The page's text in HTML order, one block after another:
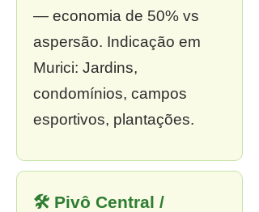
— economia de 50% vs
aspersão. Indicação em
Murici: Jardins,
condomínios, campos
esportivos, plantações.
🛠 Pivô Central /